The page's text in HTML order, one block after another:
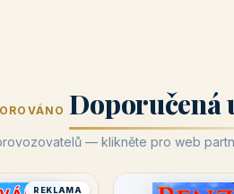
Doporučená
— klikněte pro web
REKLAMA